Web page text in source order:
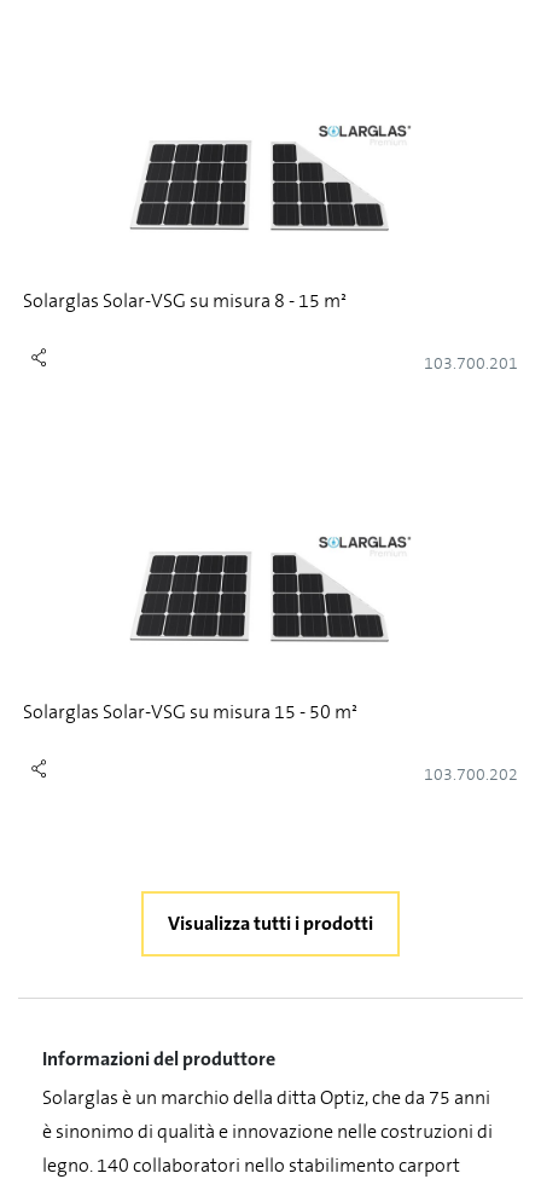
Solarglas Solar-VSG su misura 8 - 15 m²
103.700.201
Solarglas Solar-VSG su misura 15 - 50 m²
103.700.202
Visualizza tutti i prodotti
Informazioni del produttore
Solarglas è un marchio della ditta Optiz, che da 75 anni
è sinonimo di qualità e innovazione nelle costruzioni di
legno. 140 collaboratori nello stabilimento carport